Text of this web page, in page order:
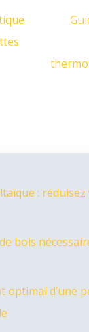
: réduisez
bois
optimal d’une